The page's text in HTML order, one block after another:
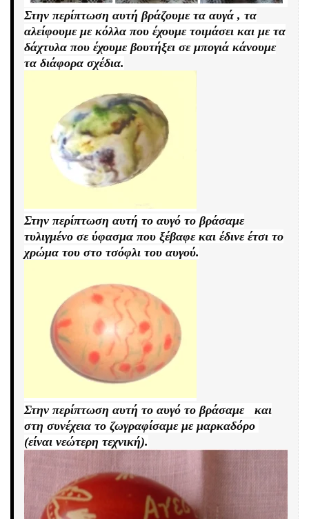
Στην περίπτωση αυτή βράζουμε τα αυγά , τα
αλείφουμε με κόλλα που έχουμε τοιμάσει και με τα
δάχτυλα που έχουμε βουτήξει σε μπογιά κάνουμε
τα διάφορα σχέδια.
Στην περίπτωση αυτή το αυγό το βράσαμε
τυλιγμένο σε ύφασμα που ξέβαφε και έδινε έτσι το
χρώμα του στο τσόφλι του αυγού.
Στην περίπτωση αυτή το αυγό το βράσαμε και
στη συνέχεια το ζωγραφίσαμε με μαρκαδόρο
(είναι νεώτερη τεχνική).